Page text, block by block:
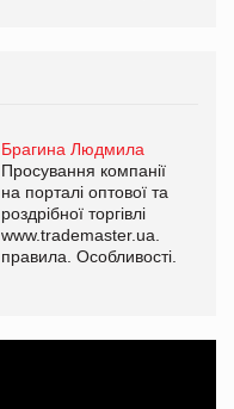
Брагина Людмила
Просування компанії
на порталі оптової та
роздрібної торгівлі
www.trademaster.ua.
правила. Особливості.